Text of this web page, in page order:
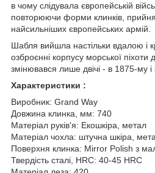
в чому слідувала європейській
повторюючи форми клинків,
найсильніших європейських армій.
Шабля вийшла настільки вдалою і
озброєнні корпусу морської піхоти
змінювався лише двічі - в 1875-му
Характеристики :
Виробник: Grand Way
Довжина клинка, мм: 740
Матеріал руків'я: Екошкіра, метал
Матеріал чохла: штучна шкіра,
Поверхня клинка: Mirror Polish з
Твердість сталі, HRC: 40-45 HRC